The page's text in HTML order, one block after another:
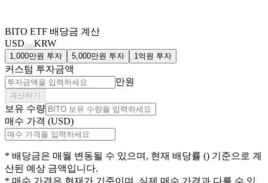
BITO ETF 배당금 계산
USD
KRW
1,000만원 투자 5,000만원 투자 1억원 투자
커스텀 투자금액
만원
계산하기
보유 수량
매수 가격 (USD)
* 배당금은 매월 변동될 수 있으며, 현재 배당률 () 기준으로 계
산된 예상 금액입니다.
* 매수 가격은 현재가 기준이며, 실제 매수 가격과 다를 수 있